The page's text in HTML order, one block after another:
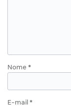
Nome *
E-mail *